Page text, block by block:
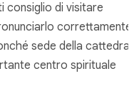
consiglio di visitare
correttamente!
sede della
centro spirituale